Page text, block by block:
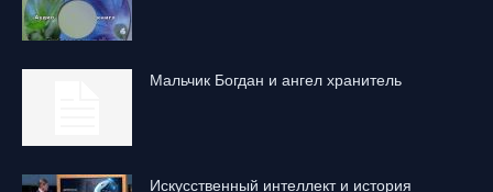
Mальчик Богдан и ангел хранитель
Искусственный интеллект и история